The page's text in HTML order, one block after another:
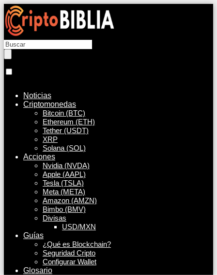
Noticias
Criptomonedas
Bitcoin (BTC)
Ethereum (ETH)
Tether (USDT)
XRP
Solana (SOL)
Acciones
Nvidia (NVDA)
Apple (AAPL)
Tesla (TSLA)
Meta (META)
Amazon (AMZN)
Bimbo (BMV)
Divisas
USD/MXN
Guías
¿Qué es Blockchain?
Seguridad Cripto
Configurar Wallet
Glosario